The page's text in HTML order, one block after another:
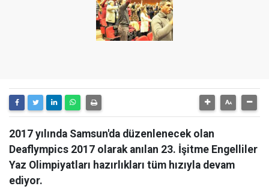
2017 yılında Samsun'da düzenlenecek olan
Deaflympics 2017 olarak anılan 23. İşitme Engelliler
Yaz Olimpiyatları hazırlıkları tüm hızıyla devam
ediyor.